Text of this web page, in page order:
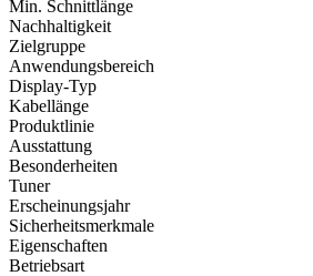
Min. Schnittlänge
Nachhaltigkeit
Zielgruppe
Anwendungsbereich
Display-Typ
Kabellänge
Produktlinie
Ausstattung
Besonderheiten
Tuner
Erscheinungsjahr
Sicherheitsmerkmale
Eigenschaften
Betriebsart